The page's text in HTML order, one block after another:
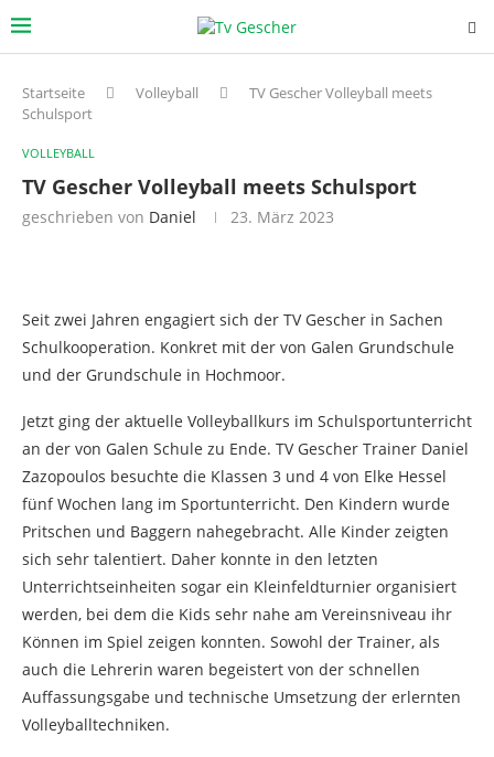
Startseite Volleyball
TV Gescher Volleyball meets
Schulsport
VOLLEYBALL
TV Gescher Volleyball meets Schulsport
geschrieben von Daniel 23. März 2023
Seit zwei Jahren engagiert sich der TV Gescher in Sachen
Schulkooperation. Konkret mit der von Galen Grundschule
und der Grundschule in Hochmoor.
Jetzt ging der aktuelle Volleyballkurs im Schulsportunterricht
an der von Galen Schule zu Ende. TV Gescher Trainer Daniel
Zazopoulos besuchte die Klassen 3 und 4 von Elke Hessel
fünf Wochen lang im Sportunterricht. Den Kindern wurde
Pritschen und Baggern nahegebracht. Alle Kinder zeigten
sich sehr talentiert. Daher konnte in den letzten
Unterrichtseinheiten sogar ein Kleinfeldturnier organisiert
werden, bei dem die Kids sehr nahe am Vereinsniveau ihr
Können im Spiel zeigen konnten. Sowohl der Trainer, als
auch die Lehrerin waren begeistert von der schnellen
Auffassungsgabe und technische Umsetzung der erlernten
Volleyballtechniken.